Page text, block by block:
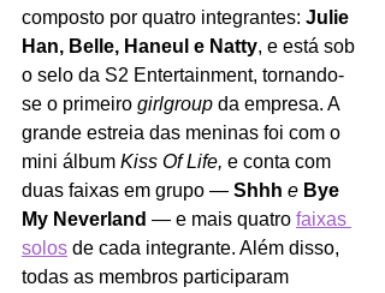
composto por quatro integrantes: Julie
Han, Belle, Haneul e Natty, e está sob
o selo da S2 Entertainment, tornando-
se o primeiro girlgroup da empresa. A
grande estreia das meninas foi com o
mini álbum Kiss Of Life, e conta com
duas faixas em grupo — Shhh e Bye
My Neverland — e mais quatro faixas
solos de cada integrante. Além disso,
todas as membros participaram